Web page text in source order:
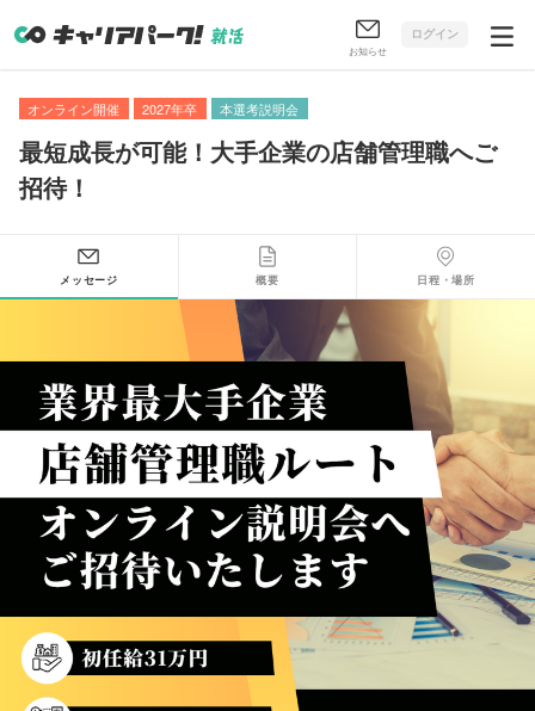
お知らせ
ログイン
オンライン開催 2027年卒 本選考説明会
最短成長が可能！大手企業の店舗管理職へご
招待！
メッセージ 概要 日程・場所